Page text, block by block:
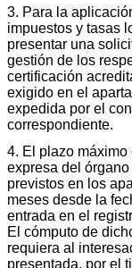
3. Para la
impuestos y tasas
presentar una
gestión de los
certificación
exigido en el
expedida por el
correspondiente.
4. El plazo
expresa del
previstos en los
meses desde la
entrada en el
El cómputo de
requiera al
presentada, por el